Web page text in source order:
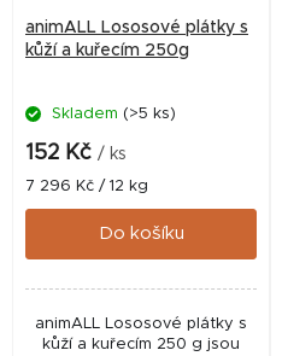
animALL Lososové plátky s
kůží a kuřecím 250g
Skladem (>5 ks)
152 Kč / ks
Měrná
cena:
7 296 Kč / 12 kg
Do košíku
animALL Lososové plátky s
kůží a kuřecím 250 g jsou